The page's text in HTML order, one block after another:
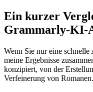
Ein kurzer
Grammarly-KI-
Wenn Sie nur eine
meine Ergebnisse
konzipiert, von der
Verfeinerung von Romanen.